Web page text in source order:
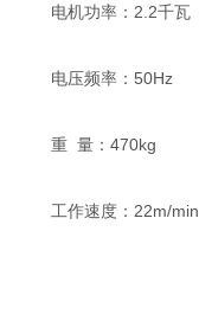
电机功率：2.2千瓦
电压频率：50Hz
重 量：470kg
工作速度：22m/min